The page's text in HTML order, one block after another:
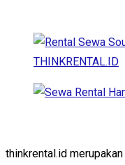
thinkrental.id merupakan